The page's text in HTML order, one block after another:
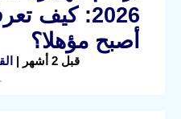
2026: كيف
أصبح مؤهلا؟
قبل 2 أشهر |